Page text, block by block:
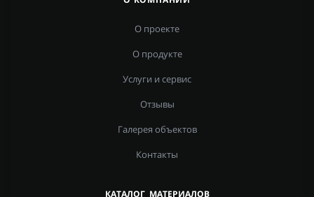
О проекте
О продукте
Услуги и сервис
Отзывы
Галерея объектов
Контакты
КАТАЛОГ МАТЕРИАЛОВ